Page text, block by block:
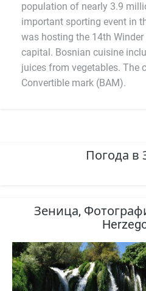
population of nearly 3.9
important sporting event in
was hosting the 14th
capital. Bosnian cuisine
juices from vegetables. The
Convertible mark (BAM).
Погода в
Зеница,